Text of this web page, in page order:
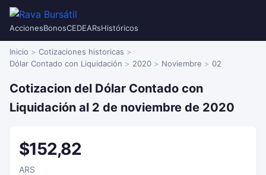
AccionesBonosCEDEARsHistóricos
Inicio
Cotizaciones historicas
Dólar Contado con Liquidación
2020 Noviembre 02
Cotizacion del Dólar Contado con
Liquidación al 2 de noviembre de 2020
$152,82
ARS